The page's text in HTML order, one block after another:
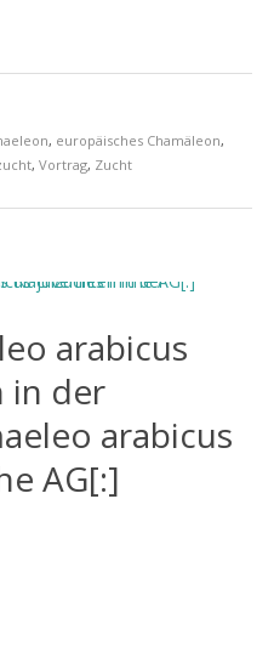
, europäisches Chamäleon,
, Vortrag, Zucht
arabicus
in der
arabicus
AG[:]